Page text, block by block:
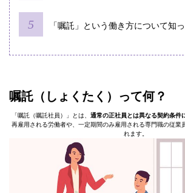
「嘱託」という働き方について知
嘱託（しょくたく）って何？
「嘱託（嘱託社員）」とは、 通常の正社員とは異なる契約条件
再雇用される労働者や、一定期間のみ雇用される専門職の従業
れます。